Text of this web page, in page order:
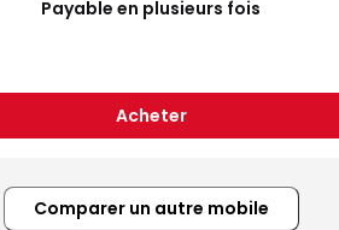
Payable en plusieurs fois
Acheter
Comparer un autre mobile